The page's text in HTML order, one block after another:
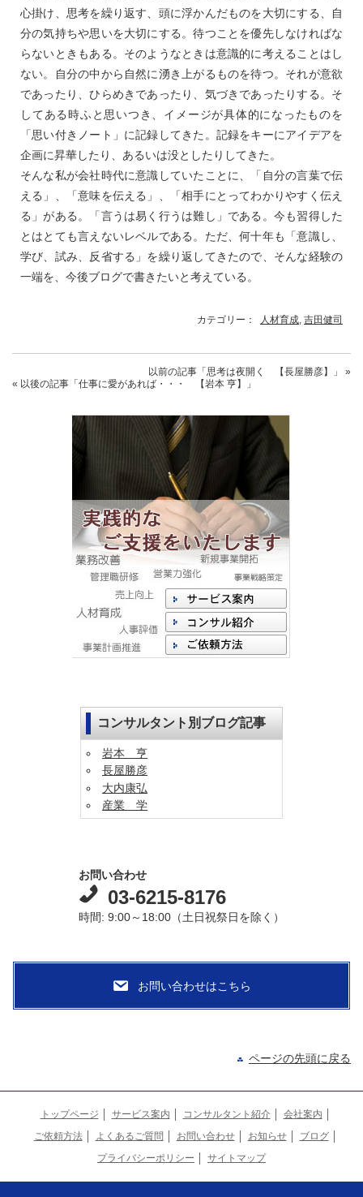
心掛け、思考を繰り返す、頭に浮かんだものを大切にする、自
分の気持ちや思いを大切にする。待つことを優先しなければな
らないときもある。そのようなときは意識的に考えることはし
ない。自分の中から自然に湧き上がるものを待つ。それが意欲
であったり、ひらめきであったり、気づきであったりする。そ
してある時ふと思いつき、イメージが具体的になったものを
「思い付きノート」に記録してきた。記録をキーにアイデアを
企画に昇華したり、あるいは没としたりしてきた。
そんな私が会社時代に意識していたことに、「自分の言葉で伝
える」、「意味を伝える」、「相手にとってわかりやすく伝え
る」がある。「言うは易く行うは難し」である。今も習得した
とはとても言えないレベルである。ただ、何十年も「意識し、
学び、試み、反省する」を繰り返してきたので、そんな経験の
一端を、今後ブログで書きたいと考えている。
カテゴリー： 人材育成 吉田健司
以前の記事 「思考は夜開く 【長屋勝彦】」
»
« 以後の記事 「仕事に愛があれば・・・ 【岩本 亨】」
コンサルタント別ブログ記事
岩本 亨
長屋勝彦
大内康弘
産業 学
お問い合わせ
03-6215-8176
時間: 9:00～18:00（土日祝祭日を除く）
ページの先頭に戻る
トップページ サービス案内 コンサルタント紹介
会社案内
ご依頼方法
よくあるご質問 お問い合わせ お知らせ
ブログ
プライバシーポリシー
サイトマップ